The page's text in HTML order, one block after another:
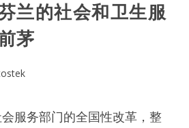
兰的社会和卫生服
茅
服务部门的全国性改革，整